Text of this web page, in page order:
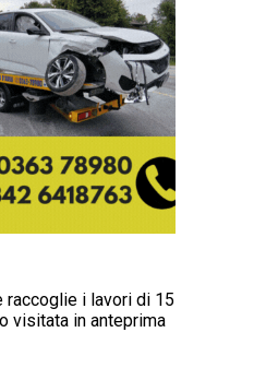
raccoglie i lavori di 15
visitata in anteprima